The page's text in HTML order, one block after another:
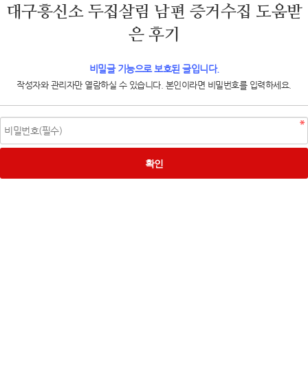
대구흥신소 두집살림 남편 증거수집 도움받
은 후기
비밀글 기능으로 보호된 글입니다.
작성자와 관리자만 열람하실 수 있습니다. 본인이라면 비밀번호를 입력하세요.